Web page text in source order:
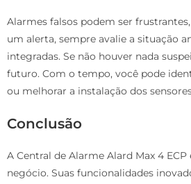
Alarmes falsos podem ser
um alerta, sempre avalie a situação
integradas. Se não houver nada
futuro. Com o tempo, você pode
ou melhorar a instalação dos
Conclusão
A Central de Alarme Alard Max 4
negócio. Suas funcionalidades